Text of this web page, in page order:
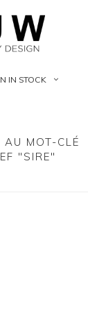
IN STOCK
MOT-CLÉ
"SIRE"